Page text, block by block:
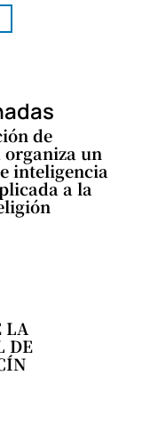
de
organiza un
inteligencia
a la
LA
DE